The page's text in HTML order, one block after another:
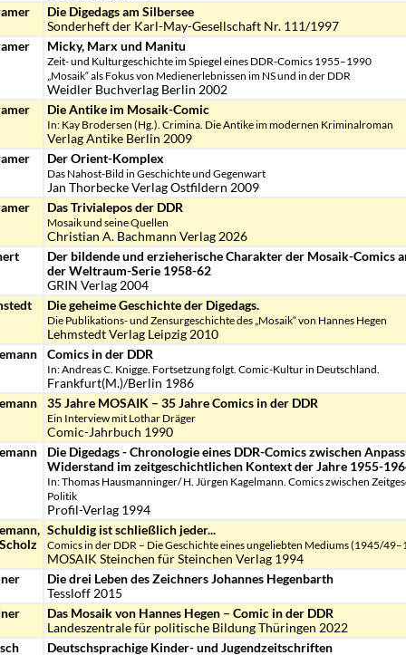
Die Digedags am Silbersee
Sonderheft der Karl-May-Gesellschaft Nr. 111/1997
Micky, Marx und Manitu
Zeit- und Kulturgeschichte im Spiegel eines DDR-Comics 1955–1990
„Mosaik“ als Fokus von Medienerlebnissen im NS und in der DDR
Weidler Buchverlag Berlin 2002
Die Antike im Mosaik-Comic
In: Kay Brodersen (Hg.). Crimina. Die Antike im modernen Kriminalroman
Verlag Antike Berlin 2009
Der Orient-Komplex
Das Nahost-Bild in Geschichte und Gegenwart
Jan Thorbecke Verlag Ostfildern 2009
Das Trivialepos der DDR
Mosaik und seine Quellen
Christian A. Bachmann Verlag 2026
Der bildende und erzieherische Charakter der Mosaik-Comics
der Weltraum-Serie 1958-62
GRIN Verlag 2004
Die geheime Geschichte der Digedags.
Die Publikations- und Zensurgeschichte des „Mosaik“ von Hannes Hegen
Lehmstedt Verlag Leipzig 2010
Comics in der DDR
In: Andreas C. Knigge. Fortsetzung folgt. Comic-Kultur in Deutschland.
Frankfurt(M.)/Berlin 1986
35 Jahre MOSAIK – 35 Jahre Comics in der DDR
Ein Interview mit Lothar Dräger
Comic-Jahrbuch 1990
Die Digedags - Chronologie eines DDR-Comics zwischen
Widerstand im zeitgeschichtlichen Kontext der Jahre 1955-
In: Thomas Hausmanninger/ H. Jürgen Kagelmann. Comics zwischen
Politik
Profil-Verlag 1994
Schuldig ist schließlich jeder...
Comics in der DDR – Die Geschichte eines ungeliebten Mediums (1945/
MOSAIK Steinchen für Steinchen Verlag 1994
Die drei Leben des Zeichners Johannes Hegenbarth
Tessloff 2015
Das Mosaik von Hannes Hegen – Comic in der DDR
Landeszentrale für politische Bildung Thüringen 2022
Deutschsprachige Kinder- und Jugendzeitschriften